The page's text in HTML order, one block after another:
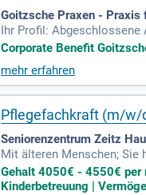
Goitzsche Praxen -
Ihr Profil: Abgeschlossene
ng mit Patient:innen; Gute
Corporate Benefit
mehr erfahren
Pflegefachkraft (m/w/
Seniorenzentrum Zeitz
Mit älteren Menschen; Sie
sucher:innen; Sie lieben
Gehalt 4050€ - 4550€ per
Kinderbetreuung |